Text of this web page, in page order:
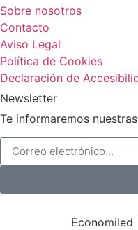
Sobre nosotros
Contacto
Aviso Legal
Política de Cookies
Declaración de
Newsletter
Te informaremos